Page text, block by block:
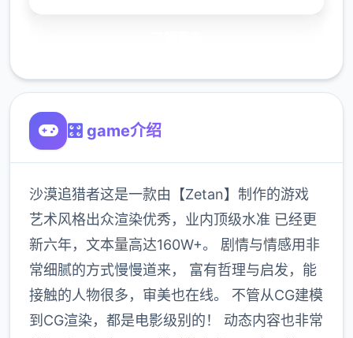
🎛️ game介绍
沙漠追猎者这是一款由【Zetan】制作的游戏
艺术风格出众渲染优秀，业内顶级水准 已经更
新六年，文本量高达160W+。 剧情与情感用非
常细腻的方式慢慢道来， 富有哲理与启发，能
接触的人物很多，审美也在线。 不管从CG建模
到CG渲染，都是电影级别的！ 动态内容也非常